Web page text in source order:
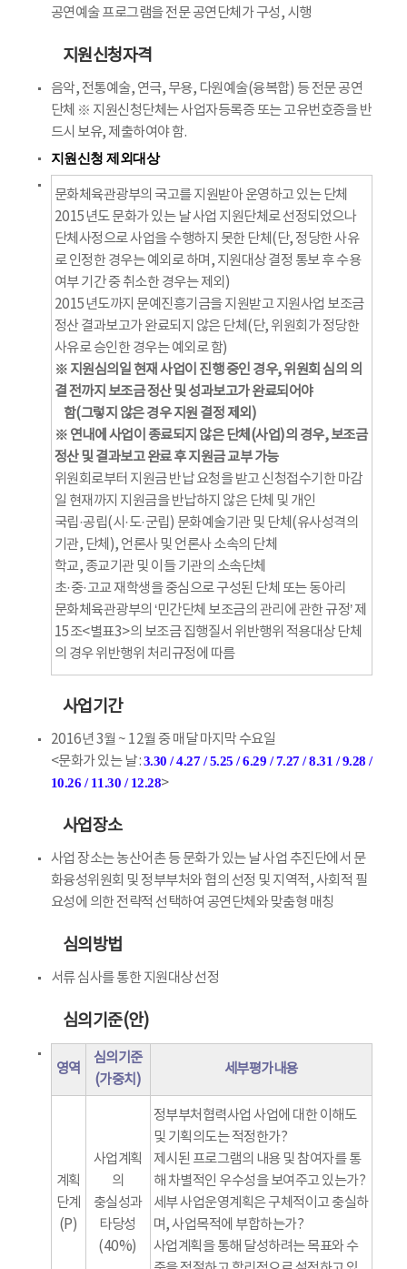
공연예술 프로그램을 전문 공연단체가 구성, 시행
지원신청자격
음악, 전통예술, 연극, 무용, 다원예술(융복합) 등 전문 공연
단체 ※ 지원신청단체는 사업자등록증 또는 고유번호증을 반
드시 보유, 제출하여야 함.
지원신청 제외대상
문화체육관광부의 국고를 지원받아 운영하고 있는 단체
2015년도 문화가 있는 날 사업 지원단체로 선정되었으나
단체사정으로 사업을 수행하지 못한 단체(단, 정당한 사유
로 인정한 경우는 예외로 하며, 지원대상 결정 통보 후 수용
여부 기간 중 취소한 경우는 제외)
2015년도까지 문예진흥기금을 지원받고 지원사업 보조금
정산 결과보고가 완료되지 않은 단체(단, 위원회가 정당한
사유로 승인한 경우는 예외로 함)
※ 지원심의일 현재 사업이 진행 중인 경우, 위원회 심의 의
결 전까지 보조금 정산 및 성과보고가 완료되어야
함(그렇지 않은 경우 지원 결정 제외)
※ 연내에 사업이 종료되지 않은 단체(사업)의 경우, 보조금
정산 및 결과보고 완료 후 지원금 교부 가능
위원회로부터 지원금 반납 요청을 받고 신청접수기한 마감
일 현재까지 지원금을 반납하지 않은 단체 및 개인
국립·공립(시·도·군립) 문화예술기관 및 단체(유사성격의
기관, 단체), 언론사 및 언론사 소속의 단체
학교, 종교기관 및 이들 기관의 소속단체
초·중·고교 재학생을 중심으로 구성된 단체 또는 동아리
문화체육관광부의 ‘민간단체 보조금의 관리에 관한 규정’ 제
15조<별표3>의 보조금 집행질서 위반행위 적용대상 단체
의 경우 위반행위 처리규정에 따름
사업기간
2016년 3월 ~ 12월 중 매달 마지막 수요일
<문화가 있는 날 :3.30 / 4.27 / 5.25 / 6.29 / 7.27 / 8.31 / 9.28 /
10.26 / 11.30 / 12.28>
사업장소
사업 장소는 농산어촌 등 문화가 있는 날 사업 추진단에서 문
화융성위원회 및 정부부처와 협의 선정 및 지역적, 사회적 필
요성에 의한 전략적 선택하여 공연단체와 맞춤형 매칭
심의방법
서류 심사를 통한 지원대상 선정
심의기준(안)
영역
심의기준
(가중치)
세부평가내용
계획
단계
(P)
사업계획
의
충실성과
타당성
(40%)
정부부처협력사업 사업에 대한 이해도
및 기획의도는 적정한가?
제시된 프로그램의 내용 및 참여자를 통
해 차별적인 우수성을 보여주고 있는가?
세부 사업운영계획은 구체적이고 충실하
며, 사업목적에 부합하는가?
사업계획을 통해 달성하려는 목표와 수